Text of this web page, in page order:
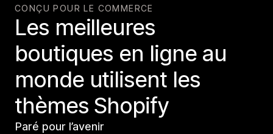
CONÇU POUR LE COMMERCE
Les meilleures
boutiques en ligne au
monde utilisent les
thèmes Shopify
Paré pour l’avenir